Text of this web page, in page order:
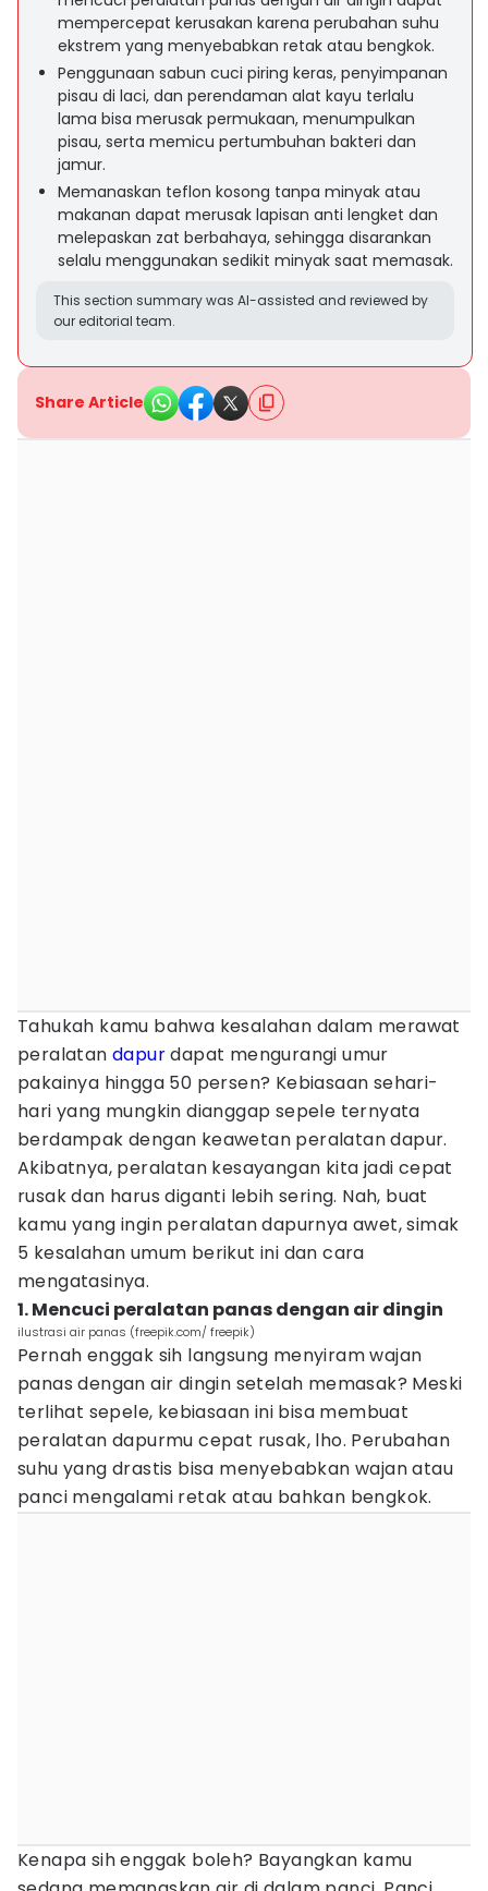
mempercepat kerusakan karena perubahan suhu
ekstrem yang menyebabkan retak atau bengkok.
Penggunaan sabun cuci piring keras, penyimpanan
pisau di laci, dan perendaman alat kayu terlalu
lama bisa merusak permukaan, menumpulkan
pisau, serta memicu pertumbuhan bakteri dan
jamur.
Memanaskan teflon kosong tanpa minyak atau
makanan dapat merusak lapisan anti lengket dan
melepaskan zat berbahaya, sehingga disarankan
selalu menggunakan sedikit minyak saat memasak.
This section summary was AI-assisted and reviewed by
our editorial team.
Share Article
Tahukah kamu bahwa kesalahan dalam merawat
peralatandapurdapat mengurangi umur
pakainya hingga 50 persen? Kebiasaan sehari-
hari yang mungkin dianggap sepele ternyata
berdampak dengan keawetan peralatan dapur.
Akibatnya, peralatan kesayangan kita jadi cepat
rusak dan harus diganti lebih sering. Nah, buat
kamu yang ingin peralatan dapurnya awet, simak
5 kesalahan umum berikut ini dan cara
mengatasinya.
1. Mencuci peralatan panas dengan air dingin
ilustrasi air panas (freepik.com/ freepik)
Pernah enggak sih langsung menyiram wajan
panas dengan air dingin setelah memasak? Meski
terlihat sepele, kebiasaan ini bisa membuat
peralatan dapurmu cepat rusak, lho. Perubahan
suhu yang drastis bisa menyebabkan wajan atau
panci mengalami retak atau bahkan bengkok.
Kenapa sih enggak boleh? Bayangkan kamu